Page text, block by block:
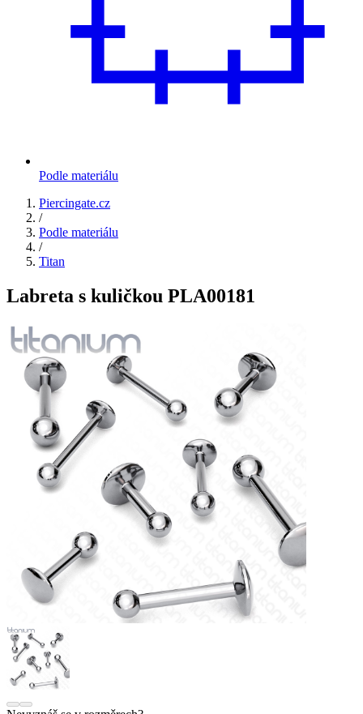
Podle materiálu
Piercingate.cz
/
Podle materiálu
/
Titan
Labreta s kuličkou PLA00181